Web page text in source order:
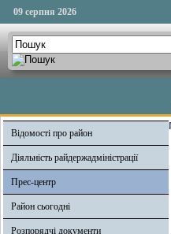
09 серпня 2026
Відомості про район
Діяльність райдержадміністрації
Прес-центр
Район сьогодні
Розпорядчі документи